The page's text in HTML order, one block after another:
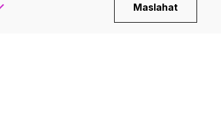
Maslahat